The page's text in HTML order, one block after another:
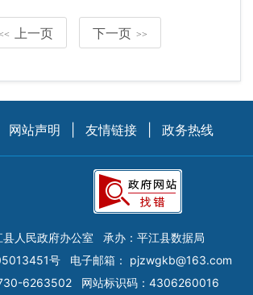
上一页 下一页 >>
网站声明 友情链接 政务热线
县人民政府办公室
承办：平江县数据局
号 电子邮箱： pjzwgkb@163.com
6263502
网站标识码：4306260016